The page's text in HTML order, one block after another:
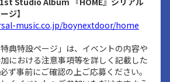
ジ】
music.co.jp/boynextdoor/home
特典特設ページ」は、イベントの内容や
における注意事項等を詳しく記載した
ず事前にご確認の上ご応募ください。